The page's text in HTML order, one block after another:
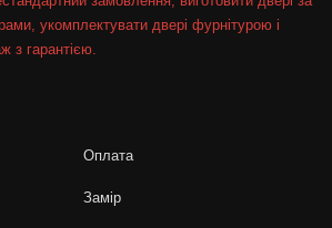
укомплектувати двері фурнітурою і
з гарантією.
Оплата
Замір